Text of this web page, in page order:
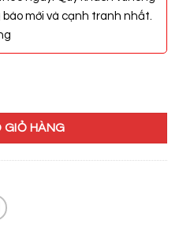
mới và cạnh tranh nhất.
GIỎ HÀNG